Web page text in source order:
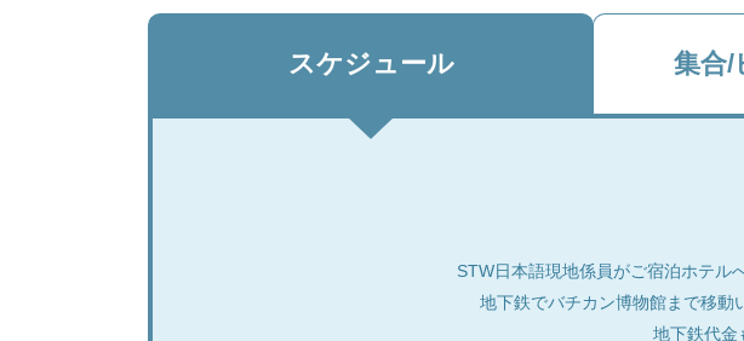
スケジュール 集合/
STW日本語現地係員がご宿泊ホテル
地下鉄でバチカン博物館まで移動
地下鉄代金